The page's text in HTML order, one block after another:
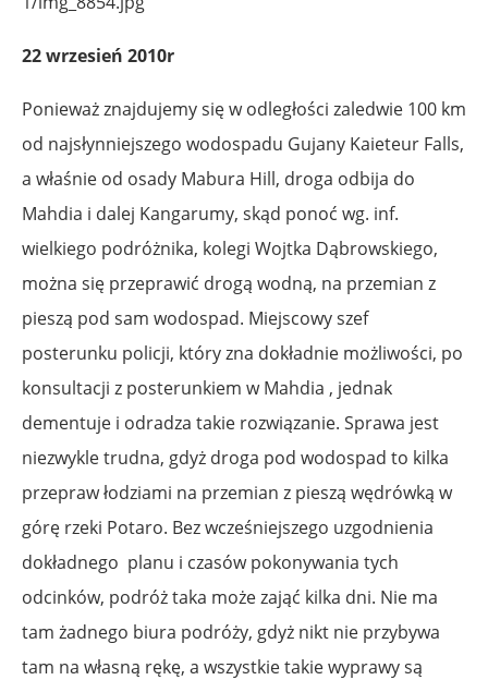
22 wrzesień 2010r
Ponieważ znajdujemy się w odległości zaledwie 100 km
od najsłynniejszego wodospadu Gujany Kaieteur Falls,
a właśnie od osady Mabura Hill, droga odbija do
Mahdia i dalej Kangarumy, skąd ponoć wg. inf.
wielkiego podróżnika, kolegi Wojtka Dąbrowskiego,
można się przeprawić drogą wodną, na przemian z
pieszą pod sam wodospad. Miejscowy szef
posterunku policji, który zna dokładnie możliwości, po
konsultacji z posterunkiem w Mahdia , jednak
dementuje i odradza takie rozwiązanie. Sprawa jest
niezwykle trudna, gdyż droga pod wodospad to kilka
przepraw łodziami na przemian z pieszą wędrówką w
górę rzeki Potaro. Bez wcześniejszego uzgodnienia
dokładnego planu i czasów pokonywania tych
odcinków, podróż taka może zająć kilka dni. Nie ma
tam żadnego biura podróży, gdyż nikt nie przybywa
tam na własną rękę, a wszystkie takie wyprawy są